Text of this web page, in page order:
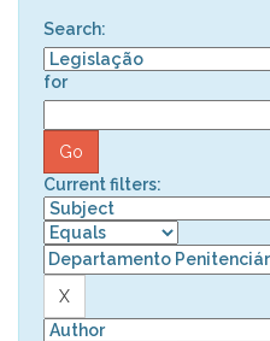
Search:
for
Current filters: